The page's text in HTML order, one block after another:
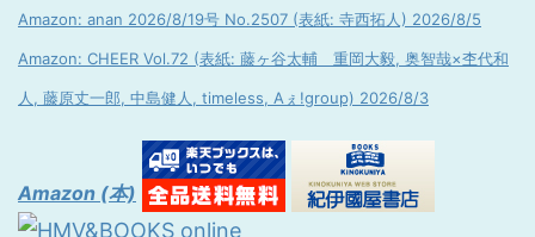
Amazon: anan 2026/8/19号 No.2507 (表紙: 寺西拓人) 2026/8/5
Amazon: CHEER Vol.72 (表紙: 藤ヶ谷太輔 重岡大毅, 奥智哉×杢代和
人, 藤原丈一郎, 中島健人, timeless, Aぇ!group) 2026/8/3
Amazon (本)